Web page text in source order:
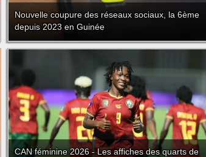
Nouvelle coupure des réseaux sociaux, la 6ème
depuis 2023 en Guinée
CAN féminine 2026 - Les affiches des quarts de